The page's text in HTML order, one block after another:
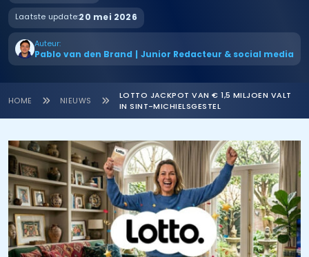
Laatste update:20 mei 2026
Auteur:
Pablo van den Brand | Junior Redacteur & social media
HOME NIEUWS
LOTTO JACKPOT VAN € 1,5 MILJOEN VALT
IN SINT-MICHIELSGESTEL